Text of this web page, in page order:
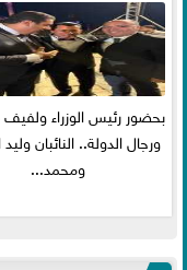
بحضور رئيس الوزراء ولفيف
ورجال الدولة.. النائبان
ومحمد...